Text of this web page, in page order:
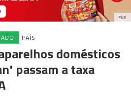
PUB
PAÍS
domésticos
passam a taxa